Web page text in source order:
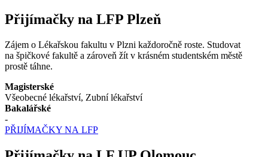
Přijímačky na LFP Plzeň
Zájem o Lékařskou fakultu v Plzni každoročně roste. Studovat
na špičkové fakultě a zároveň žít v krásném studentském městě
prostě táhne.
Magisterské
Všeobecné lékařství, Zubní lékařství
Bakalářské
-
PŘIJÍMAČKY NA LFP